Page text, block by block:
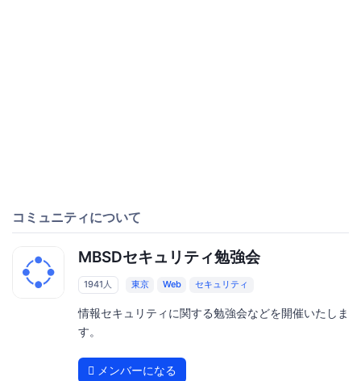
コミュニティについて
MBSDセキュリティ勉強会
1941人 東京 Web セキュリティ
情報セキュリティに関する勉強会などを開催いたしま
す。
メンバーになる